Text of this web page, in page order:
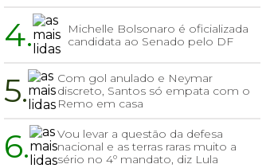
4.
Michelle Bolsonaro é oficializada
candidata ao Senado pelo DF
5.
Com gol anulado e Neymar
discreto, Santos só empata com o
Remo em casa
6.
Vou levar a questão da defesa
nacional e as terras raras muito a
sério no 4º mandato, diz Lula